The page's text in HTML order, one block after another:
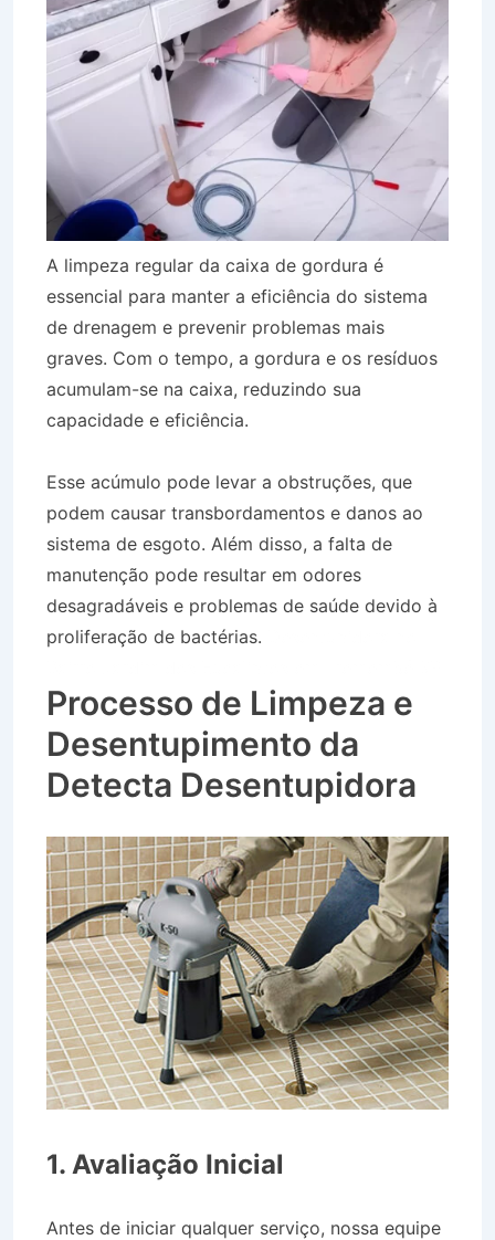
A limpeza regular da caixa de gordura é
essencial para manter a eficiência do sistema
de drenagem e prevenir problemas mais
graves. Com o tempo, a gordura e os resíduos
acumulam-se na caixa, reduzindo sua
capacidade e eficiência.
Esse acúmulo pode levar a obstruções, que
podem causar transbordamentos e danos ao
sistema de esgoto. Além disso, a falta de
manutenção pode resultar em odores
desagradáveis e problemas de saúde devido à
proliferação de bactérias.
Processo de Limpeza e
Desentupimento da
Detecta Desentupidora
1. Avaliação Inicial
Antes de iniciar qualquer serviço, nossa equipe